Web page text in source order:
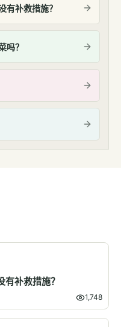
有补救措施？
吗？
有补救措施？
1,748